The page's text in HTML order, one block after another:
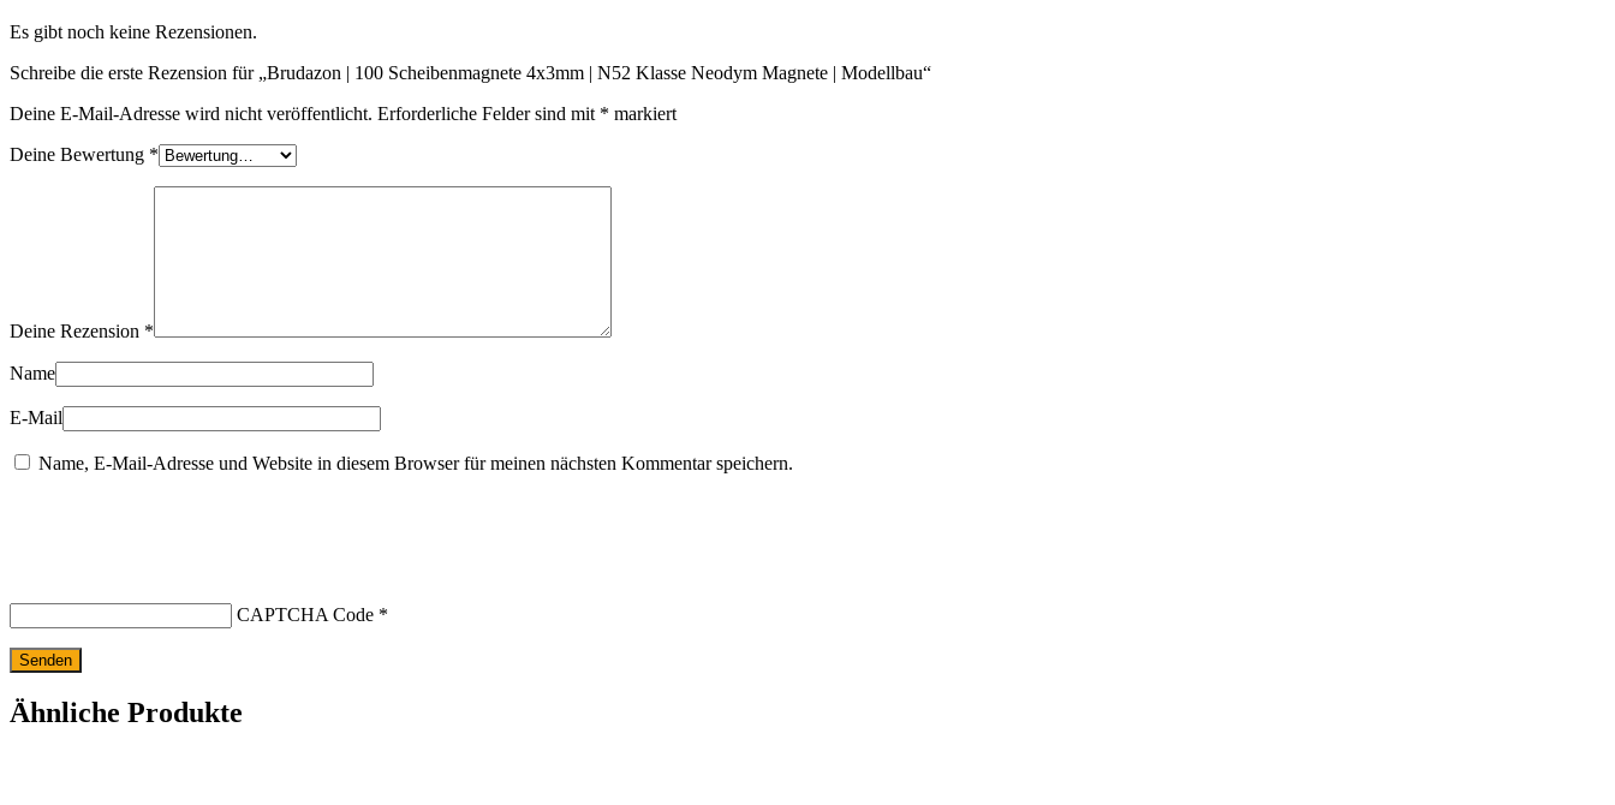
Magnete
Modellbau
Es gibt noch keine Rezensionen.
Schreibe die erste Rezension für „Brudazon | 100 Scheibenmagnete 4x3mm | N52 Klasse Neodym Magnete | Modellbau“
Deine E-Mail-Adresse wird nicht veröffentlicht. Erforderliche Felder sind mit * markiert
Deine Bewertung *
Deine Rezension *
Name
E-Mail
Name, E-Mail-Adresse und Website in diesem Browser für meinen nächsten Kommentar speichern.
CAPTCHA Code *
Ähnliche Produkte